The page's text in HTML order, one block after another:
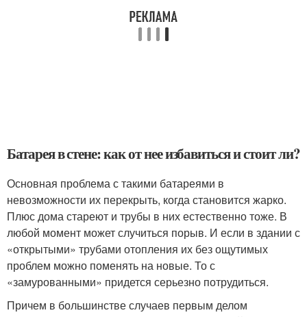
Батарея в стене: как от нее избавиться и стоит ли?
Основная проблема с такими батареями в
невозможности их перекрыть, когда становится жарко.
Плюс дома стареют и трубы в них естественно тоже. В
любой момент может случиться порыв. И если в здании с
«открытыми» трубами отопления их без ощутимых
проблем можно поменять на новые. То с
«замурованными» придется серьезно потрудиться.
Причем в большинстве случаев первым делом